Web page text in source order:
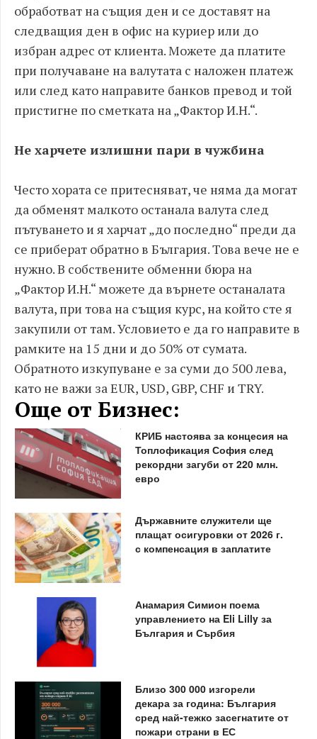
обработват на същия ден и се доставят на
следващия ден в офис на куриер или до
избран адрес от клиента. Можете да платите
при получаване на валутата с наложен платеж
или след като направите банков превод и той
пристигне по сметката на „Фактор И.Н.“.
Не харчете излишни пари в чужбина
Често хората се притесняват, че няма да могат
да обменят малкото останала валута след
пътуването и я харчат „до последно“ преди да
се приберат обратно в България. Това вече не е
нужно. В собствените обменни бюра на
„Фактор И.Н.“ можете да върнете останалата
валута, при това на същия курс, на който сте я
закупили от там. Условието е да го направите в
рамките на 15 дни и до 50% от сумата.
Обратното изкупуване е за суми до 500 лева,
като не важи за EUR, USD, GBP, CHF и TRY.
Още от Бизнес:
КРИБ настоява за концесия на
Топлофикация София след
рекордни загуби от 220 млн.
евро
Държавните служители ще
плащат осигуровки от 2026 г.
с компенсация в заплатите
Анамария Симион поема
управлението на Eli Lilly за
България и Сърбия
Близо 300 000 изгорели
декара за година: България
сред най-тежко засегнатите от
пожари страни в ЕС